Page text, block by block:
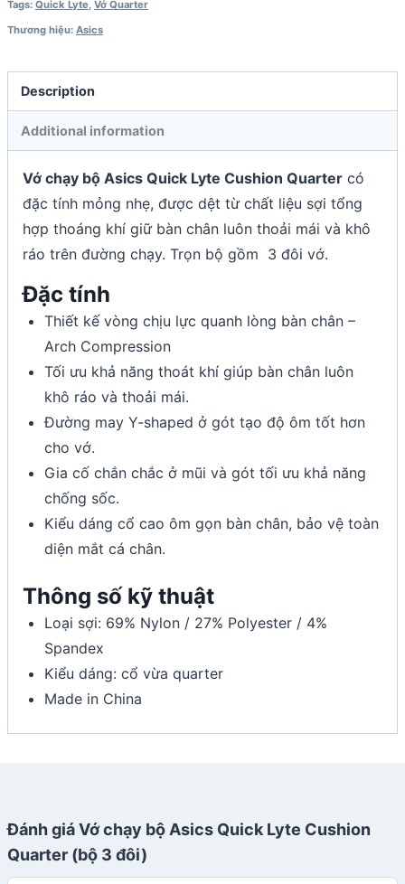
Tags: Quick Lyte, Vớ Quarter
Thương hiệu: Asics
Description
Additional information
Vớ chạy bộ Asics Quick Lyte Cushion Quarter có
đặc tính mỏng nhẹ, được dệt từ chất liệu sợi tổng
hợp thoáng khí giữ bàn chân luôn thoải mái và khô
ráo trên đường chạy. Trọn bộ gồm 3 đôi vớ.
Đặc tính
Thiết kế vòng chịu lực quanh lòng bàn chân –
Arch Compression
Tối ưu khả năng thoát khí giúp bàn chân luôn
khô ráo và thoải mái.
Đường may Y-shaped ở gót tạo độ ôm tốt hơn
cho vớ.
Gia cố chắn chắc ở mũi và gót tối ưu khả năng
chống sốc.
Kiểu dáng cổ cao ôm gọn bàn chân, bảo vệ toàn
diện mắt cá chân.
Thông số kỹ thuật
Loại sợi: 69% Nylon / 27% Polyester / 4%
Spandex
Kiểu dáng: cổ vừa quarter
Made in China
Đánh giá Vớ chạy bộ Asics Quick Lyte Cushion
Quarter (bộ 3 đôi)